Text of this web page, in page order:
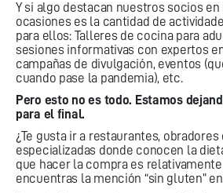
Y si algo destacan nuestros socios
ocasiones es la cantidad de
para ellos:Talleres de cocina para
sesiones informativas con expertos
campañas de divulgación, eventos
cuando pase la pandemia), etc.
Pero esto no es todo. Estamos
para el final.
¿Te gusta ir a restaurantes, obradores
especializadas donde conocen la
que hacer la compra es
encuentras la mención “sin gluten”